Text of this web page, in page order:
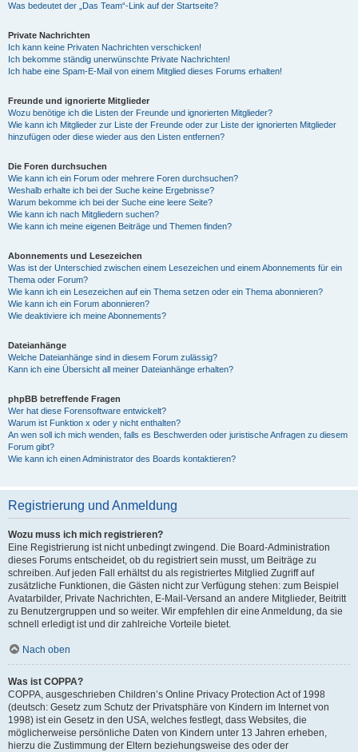
Was bedeutet der „Das Team“-Link auf der Startseite?
Private Nachrichten
Ich kann keine Privaten Nachrichten verschicken!
Ich bekomme ständig unerwünschte Private Nachrichten!
Ich habe eine Spam-E-Mail von einem Mitglied dieses Forums erhalten!
Freunde und ignorierte Mitglieder
Wozu benötige ich die Listen der Freunde und ignorierten Mitglieder?
Wie kann ich Mitglieder zur Liste der Freunde oder zur Liste der ignorierten Mitglieder
hinzufügen oder diese wieder aus den Listen entfernen?
Die Foren durchsuchen
Wie kann ich ein Forum oder mehrere Foren durchsuchen?
Weshalb erhalte ich bei der Suche keine Ergebnisse?
Warum bekomme ich bei der Suche eine leere Seite?
Wie kann ich nach Mitgliedern suchen?
Wie kann ich meine eigenen Beiträge und Themen finden?
Abonnements und Lesezeichen
Was ist der Unterschied zwischen einem Lesezeichen und einem Abonnements für ein
Thema oder Forum?
Wie kann ich ein Lesezeichen auf ein Thema setzen oder ein Thema abonnieren?
Wie kann ich ein Forum abonnieren?
Wie deaktiviere ich meine Abonnements?
Dateianhänge
Welche Dateianhänge sind in diesem Forum zulässig?
Kann ich eine Übersicht all meiner Dateianhänge erhalten?
phpBB betreffende Fragen
Wer hat diese Forensoftware entwickelt?
Warum ist Funktion x oder y nicht enthalten?
An wen soll ich mich wenden, falls es Beschwerden oder juristische Anfragen zu diesem
Forum gibt?
Wie kann ich einen Administrator des Boards kontaktieren?
Registrierung und Anmeldung
Wozu muss ich mich registrieren?
Eine Registrierung ist nicht unbedingt zwingend. Die Board-Administration
dieses Forums entscheidet, ob du registriert sein musst, um Beiträge zu
schreiben. Auf jeden Fall erhältst du als registriertes Mitglied Zugriff auf
zusätzliche Funktionen, die Gästen nicht zur Verfügung stehen: zum Beispiel
Avatarbilder, Private Nachrichten, E-Mail-Versand an andere Mitglieder, Beitritt
zu Benutzergruppen und so weiter. Wir empfehlen dir eine Anmeldung, da sie
schnell erledigt ist und dir zahlreiche Vorteile bietet.
Nach oben
Was ist COPPA?
COPPA, ausgeschrieben Children’s Online Privacy Protection Act of 1998
(deutsch: Gesetz zum Schutz der Privatsphäre von Kindern im Internet von
1998) ist ein Gesetz in den USA, welches festlegt, dass Websites, die
möglicherweise persönliche Daten von Kindern unter 13 Jahren erheben,
hierzu die Zustimmung der Eltern beziehungsweise des oder der